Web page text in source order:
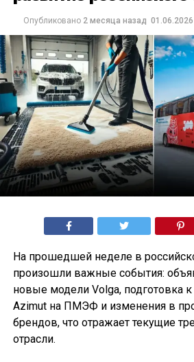
Опубликовано 2 месяца назад 01.06.2026
На прошедшей неделе в
произошли важные события:
новые модели Volga, подготовка к
Azimut на ПМЭФ и изменения в
брендов, что отражает текущие
отрасли.